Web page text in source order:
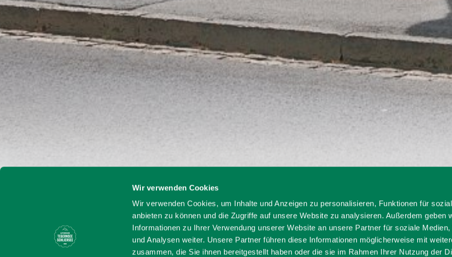
Wir verwenden Cookies
Wir verwenden Cookies, um Inhalte und Anzeigen zu personalisieren, Funktionen für
anbieten zu können und die Zugriffe auf unsere Website zu analysieren. Außerdem geben
Informationen zu Ihrer Verwendung unserer Website an unsere Partner für soziale Medien,
und Analysen weiter. Unsere Partner führen diese Informationen möglicherweise mit
zusammen, die Sie ihnen bereitgestellt haben oder die sie im Rahmen Ihrer Nutzung der
Startseite Hausham Rathaus
Hausham Rathaus